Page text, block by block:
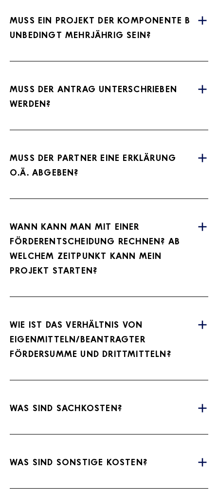
MUSS EIN PROJEKT DER KOMPONENTE B
UNBEDINGT MEHRJÄHRIG SEIN?
MUSS DER ANTRAG UNTERSCHRIEBEN
WERDEN?
MUSS DER PARTNER EINE ERKLÄRUNG
O.Ä. ABGEBEN?
WANN KANN MAN MIT EINER
FÖRDERENTSCHEIDUNG RECHNEN? AB
WELCHEM ZEITPUNKT KANN MEIN
PROJEKT STARTEN?
WIE IST DAS VERHÄLTNIS VON
EIGENMITTELN/BEANTRAGTER
FÖRDERSUMME UND DRITTMITTELN?
WAS SIND SACHKOSTEN?
WAS SIND SONSTIGE KOSTEN?